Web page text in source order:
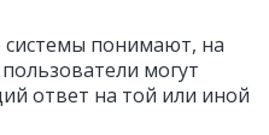
понимают, на
могут
ответ на той или иной